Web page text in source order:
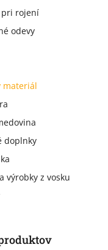
pri rojení
odevy
materiál
doplnky
výrobky z vosku